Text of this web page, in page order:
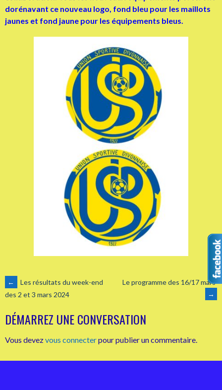
dorénavant ce nouveau logo, fond bleu pour les maillots
jaunes et fond jaune pour les équipements bleus.
NAVIGATION
DES
ARTICLES
←
Les résultats du week-end
des 2 et 3 mars 2024
Le programme des 16/17 mars
→
DÉMARREZ UNE CONVERSATION
Vous devezvous connecterpour publier un commentaire.